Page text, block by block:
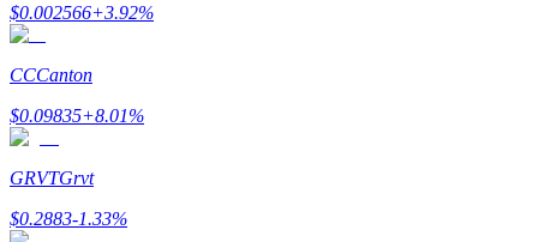
Гид
$0.002566+3.92%
CCCanton
$0.09835+8.01%
GRVTGrvt
$0.2883-1.33%